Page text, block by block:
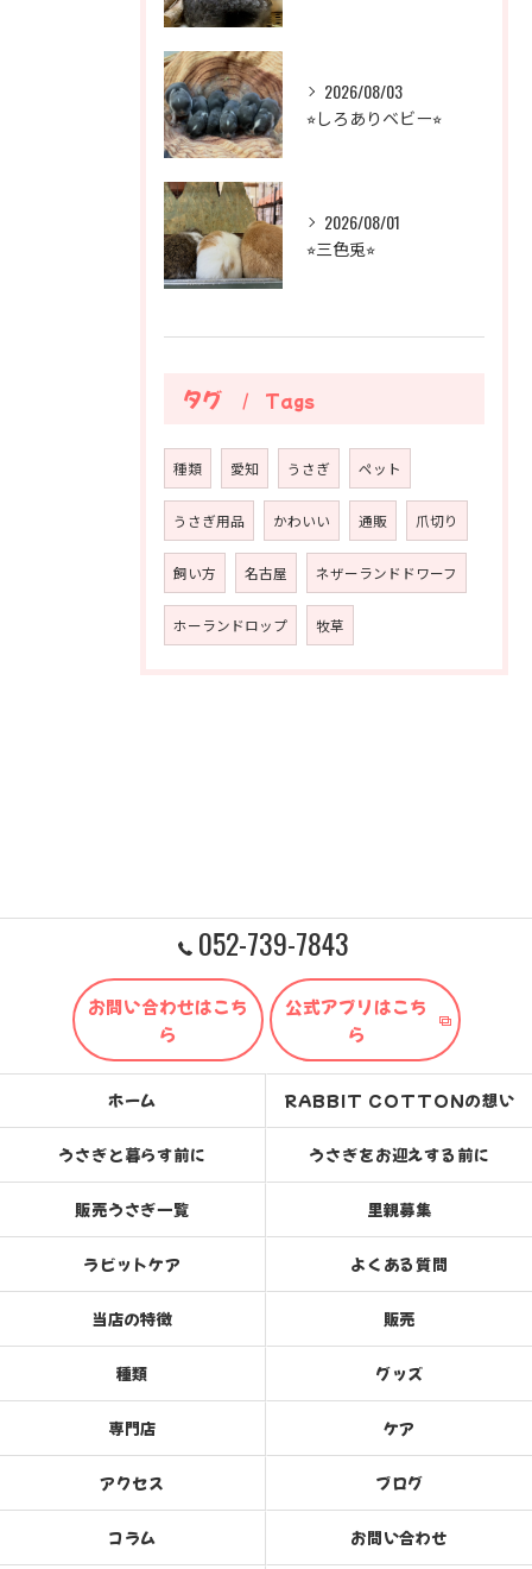
2026/08/03
⭐︎しろありベビー⭐︎
2026/08/01
⭐︎三色兎⭐︎
タグ Tags
種類 愛知 うさぎ ペット
うさぎ用品 かわいい 通販 爪切り
飼い方 名古屋 ネザーランドドワーフ
ホーランドロップ 牧草
052-739-7843
お問い合わせはこち
ら
公式アプリはこち
ら
ホーム RABBIT COTTONの想い
うさぎと暮らす前に うさぎをお迎えする前に
販売うさぎ一覧 里親募集
ラビットケア よくある質問
当店の特徴 販売
種類 グッズ
専門店 ケア
アクセス ブログ
コラム お問い合わせ